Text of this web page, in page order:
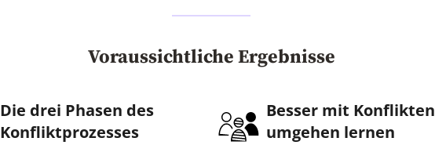
Voraussichtliche Ergebnisse
Die drei Phasen des
Konfliktprozesses
Besser mit Konflikten
umgehen lernen